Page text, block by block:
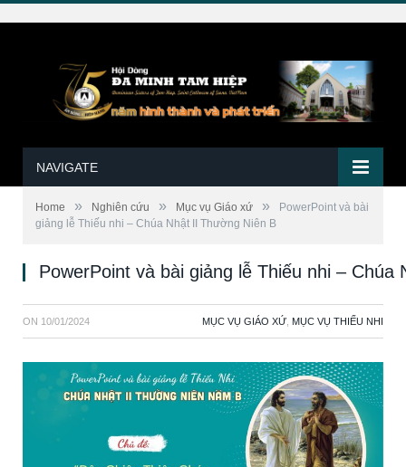
NAVIGATE
Home » Nghiên cứu » Mục vụ Giáo xứ »
PowerPoint và bài
giảng lễ Thiếu nhi – Chúa Nhật II Thường Niên B
PowerPoint và bài giảng lễ Thiếu nhi – Chúa
ON 10/01/2024 MỤC VỤ GIÁO XỨ MỤC VỤ THIẾU NHI